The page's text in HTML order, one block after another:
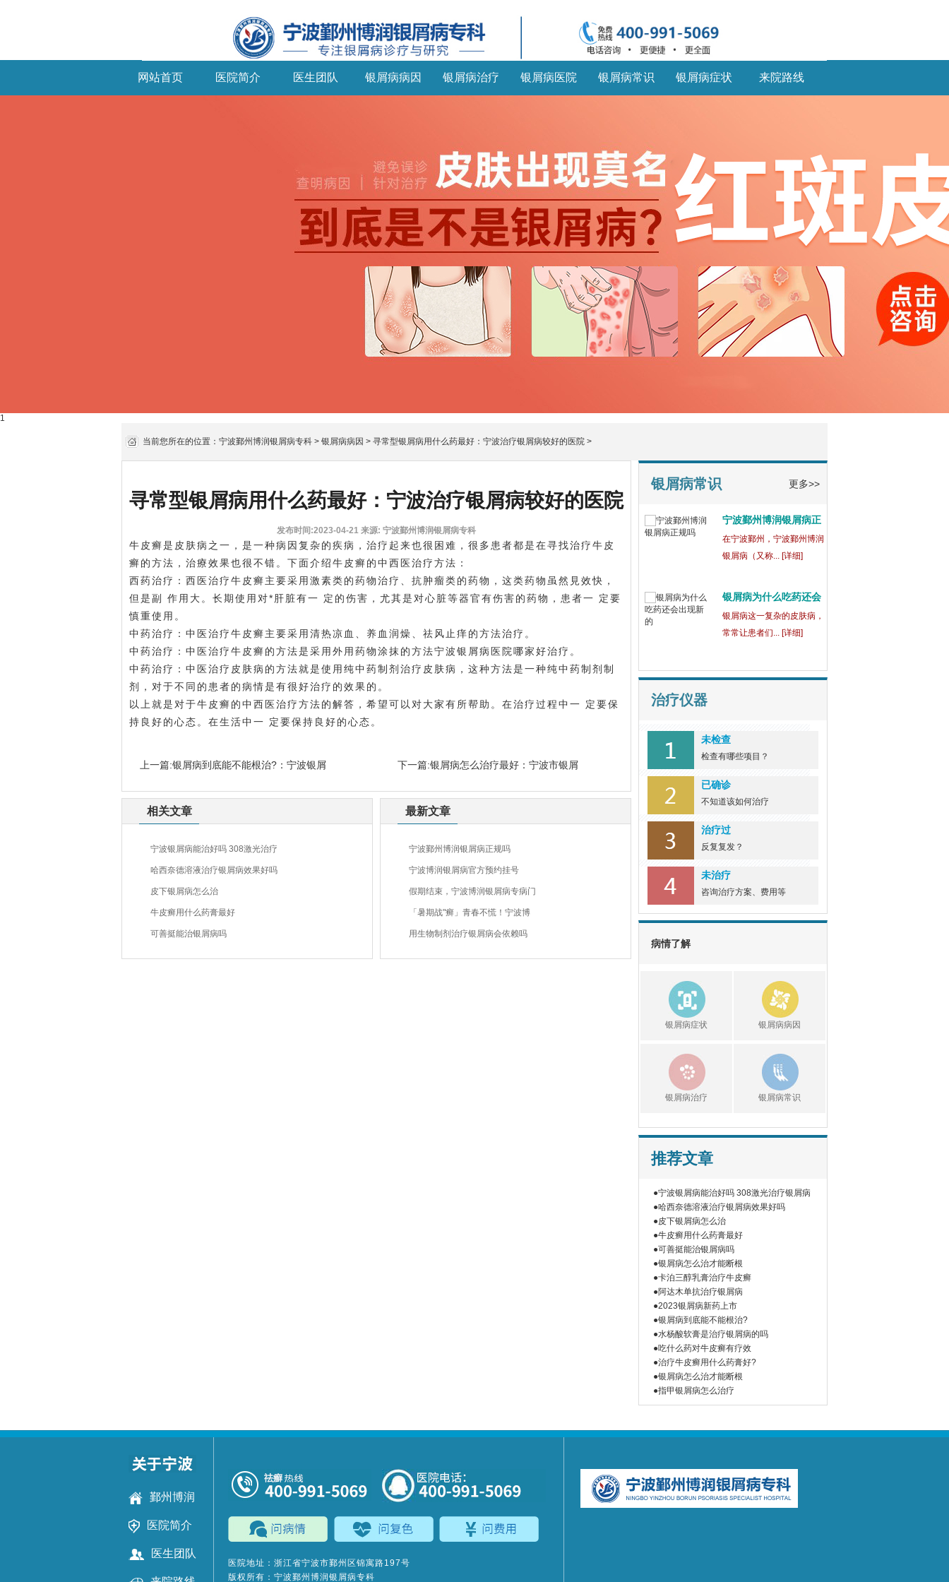
网站首页 医院简介 医生团队 银屑病病因 银屑病治疗 银屑病医院 银屑病常识 银屑病症状 来院路线
1
当前您所在的位置： 宁波鄞州博润银屑病专科 > 银屑病病因 > 寻常型银屑病用什么药最好：宁波治疗银屑病较好的医院 >
寻常型银屑病用什么药最好：宁波治疗银屑病较好的医院
发布时间:2023-04-21 来源: 宁波鄞州博润银屑病专科
牛皮癣是皮肤病之一，是一种病因复杂的疾病，治疗起来也很困难，很多患者都是在寻找治疗牛皮
癣的方法，治療效果也很不错。下面介绍牛皮癣的中西医治疗方法：
西药治疗：西医治疗牛皮癣主要采用激素类的药物治疗、抗肿瘤类的药物，这类药物虽然見效快，
但是副 作用大。长期使用对*肝脏有一 定的伤害，尤其是对心脏等器官有伤害的药物，患者一 定要
慎重使用。
中药治疗：中医治疗牛皮癣主要采用清热凉血、养血润燥、祛风止痒的方法治疗。
中药治疗：中医治疗牛皮癣的方法是采用外用药物涂抹的方法宁波银屑病医院哪家好治疗。
中药治疗：中医治疗皮肤病的方法就是使用纯中药制剂治疗皮肤病，这种方法是一种纯中药制剂制
剂，对于不同的患者的病情是有很好治疗的效果的。
以上就是对于牛皮癣的中西医治疗方法的解答，希望可以对大家有所帮助。在治疗过程中一 定要保
持良好的心态。在生活中一 定要保持良好的心态。
上一篇:银屑病到底能不能根治?：宁波银屑 下一篇:银屑病怎么治疗最好：宁波市银屑
相关文章
宁波银屑病能治好吗 308激光治疗
哈西奈德溶液治疗银屑病效果好吗
皮下银屑病怎么治
牛皮癣用什么药膏最好
可善挺能治银屑病吗
最新文章
宁波鄞州博润银屑病正规吗
宁波博润银屑病官方预约挂号
假期结束，宁波博润银屑病专病门
「暑期战"癣」青春不慌！宁波博
用生物制剂治疗银屑病会依赖吗
银屑病常识 更多>>
宁波鄞州博润银屑病正
在宁波鄞州，宁波鄞州博润
银屑病（又称... [详细]
银屑病为什么吃药还会
银屑病这一复杂的皮肤病，
常常让患者们... [详细]
野生土大黄可以治疗牛
皮
野菊花的功效对牛皮癣
有
见的植物，自... [详细]
治疗仪器
未检查
检查有哪些项目？
已确诊
不知道该如何治疗
治疗过
反复复发？
未治疗
咨询治疗方案、费用等
病情了解
银屑病症状 银屑病病因
银屑病治疗 银屑病常识
推荐文章
●宁波银屑病能治好吗 308激光治疗银屑病
●哈西奈德溶液治疗银屑病效果好吗
●皮下银屑病怎么治
●牛皮癣用什么药膏最好
●可善挺能治银屑病吗
●银屑病怎么治才能断根
●卡泊三醇乳膏治疗牛皮癣
●阿达木单抗治疗银屑病
●2023银屑病新药上市
●银屑病到底能不能根治?
●水杨酸软膏是治疗银屑病的吗
●吃什么药对牛皮癣有疗效
●治疗牛皮癣用什么药膏好?
●银屑病怎么治才能断根
●指甲银屑病怎么治疗
鄞州博润
医院简介
医生团队
医院地址：浙江省宁波市鄞州区锦寓路197号
版权所有：宁波鄞州博润银屑病专科